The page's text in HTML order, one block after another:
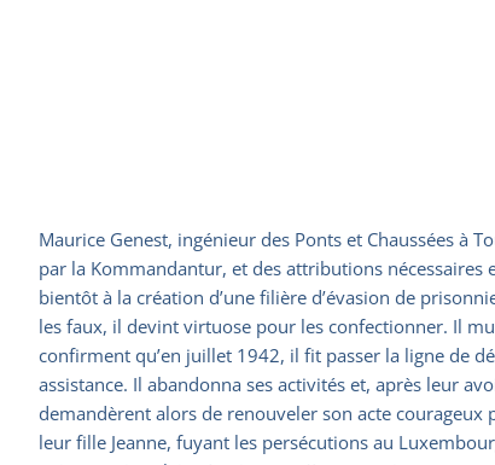
Maurice Genest, ingénieur des Ponts et Chaussées à
par la Kommandantur, et des attributions nécessaires
bientôt à la création d’une filière d’évasion de
les faux, il devint virtuose pour les confectionner. Il
confirment qu’en juillet 1942, il fit passer la ligne de
assistance. Il abandonna ses activités et, après leur
demandèrent alors de renouveler son acte courageux
leur fille Jeanne, fuyant les persécutions au